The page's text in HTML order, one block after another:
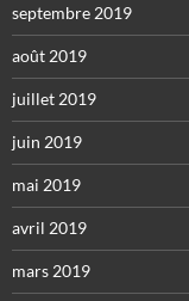
septembre 2019
août 2019
juillet 2019
juin 2019
mai 2019
avril 2019
mars 2019